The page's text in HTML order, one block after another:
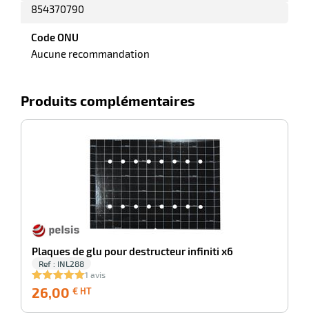
854370790
Code ONU
Aucune recommandation
Produits complémentaires
Plaques de glu pour destructeur infiniti x6
Ref : INL288
1 avis
26,00 € HT
HT